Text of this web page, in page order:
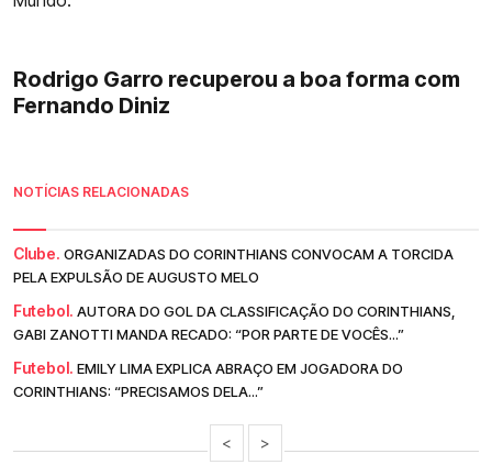
Rodrigo Garro recuperou a boa forma com
Fernando Diniz
NOTÍCIAS RELACIONADAS
Clube. ORGANIZADAS DO CORINTHIANS CONVOCAM A TORCIDA
PELA EXPULSÃO DE AUGUSTO MELO
Futebol. AUTORA DO GOL DA CLASSIFICAÇÃO DO CORINTHIANS,
GABI ZANOTTI MANDA RECADO: “POR PARTE DE VOCÊS...”
Futebol. EMILY LIMA EXPLICA ABRAÇO EM JOGADORA DO
CORINTHIANS: “PRECISAMOS DELA...”
< >